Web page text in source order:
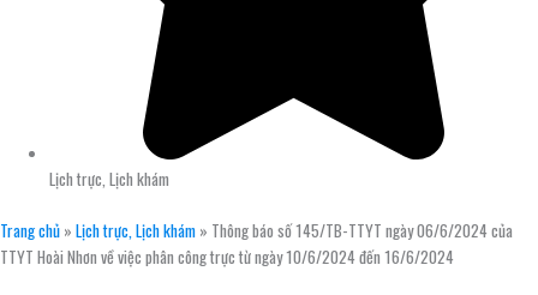
Lịch trực, Lịch khám
Trang chủ » Lịch trực, Lịch khám » Thông báo số 145/TB-TTYT ngày 06/6/2024 của
TTYT Hoài Nhơn về việc phân công trực từ ngày 10/6/2024 đến 16/6/2024